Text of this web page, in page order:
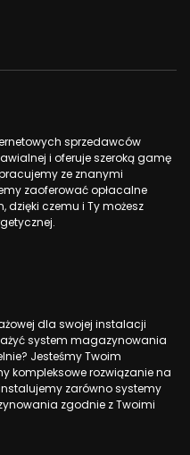
sprzedawców
i oferuje szeroką gamę
ze znanymi
zaoferować opłacalne
dzięki czemu i Ty możesz
dla swojej instalacji
system magazynowania
Jesteśmy Twoim
kompleksowe rozwiązanie na
zarówno systemy
zgodnie z Twoimi